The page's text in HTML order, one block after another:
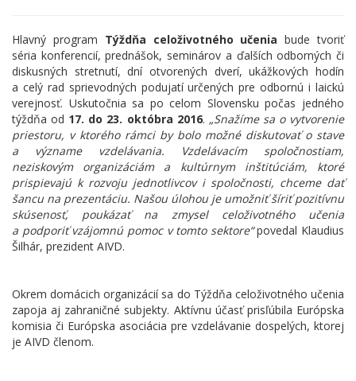
Hlavný program Týždňa celoživotného učenia bude tvoriť
séria konferencií, prednášok, seminárov a ďalších odborných či
diskusných stretnutí, dní otvorených dverí, ukážkových hodín
a celý rad sprievodných podujatí určených pre odbornú i laickú
verejnosť. Uskutočnia sa po celom Slovensku počas jedného
týždňa od 17. do 23. októbra 2016. „Snažíme sa o vytvorenie
priestoru, v ktorého rámci by bolo možné diskutovať o stave
a význame vzdelávania. Vzdelávacím spoločnostiam,
neziskovým organizáciám a kultúrnym inštitúciám, ktoré
prispievajú k rozvoju jednotlivcov i spoločnosti, chceme dať
šancu na prezentáciu. Našou úlohou je umožniť šíriť pozitívnu
skúsenosť, poukázať na zmysel celoživotného učenia
a podporiť vzájomnú pomoc v tomto sektore“povedal Klaudius
Šilhár, prezident AIVD.
Okrem domácich organizácií sa do Týždňa celoživotného učenia
zapoja aj zahraničné subjekty. Aktívnu účasť prisľúbila Európska
komisia či Európska asociácia pre vzdelávanie dospelých, ktorej
je AIVD členom.